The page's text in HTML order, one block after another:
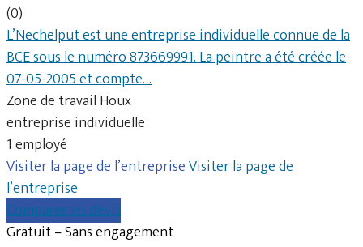
(0)
L’Nechelput est une entreprise individuelle connue de la
BCE sous le numéro 873669991. La peintre a été créée le
07-05-2005 et compte…
Zone de travail Houx
entreprise individuelle
1 employé
Visiter la page de l’entrepriseVisiter la page de
l’entreprise
Comparer les devis
Gratuit – Sans engagement